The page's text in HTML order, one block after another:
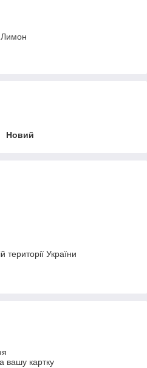
Лимон
Новий
території України
вашу картку